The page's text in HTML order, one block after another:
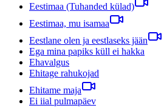
Eestimaa (Tuhanded külad)
Eestimaa, mu isamaa
Eestlane olen ja eestlaseks jään
Ega mina papiks küll ei hakka
Ehavalgus
Ehitage rahukojad
Ehitame maja
Ei iial pulmapäev